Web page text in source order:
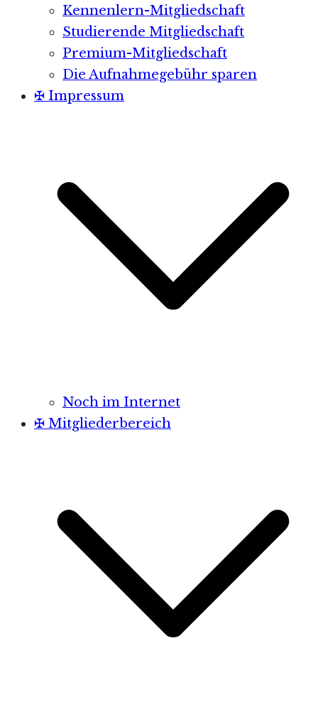
Kennenlern-Mitgliedschaft
Studierende Mitgliedschaft
Premium-Mitgliedschaft
Die Aufnahmegebühr sparen
✠ Impressum
Noch im Internet
✠ Mitgliederbereich